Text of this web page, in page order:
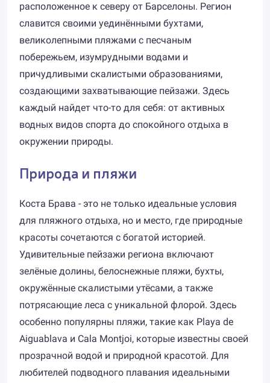
расположенное к северу от Барселоны. Регион
славится своими уединёнными бухтами,
великолепными пляжами с песчаным
побережьем, изумрудными водами и
причудливыми скалистыми образованиями,
создающими захватывающие пейзажи. Здесь
каждый найдет что-то для себя: от активных
водных видов спорта до спокойного отдыха в
окружении природы.
Природа и пляжи
Коста Брава - это не только идеальные условия
для пляжного отдыха, но и место, где природные
красоты сочетаются с богатой историей.
Удивительные пейзажи региона включают
зелёные долины, белоснежные пляжи, бухты,
окружённые скалистыми утёсами, а также
потрясающие леса с уникальной флорой. Здесь
особенно популярны пляжи, такие как Playa de
Aiguablava и Cala Montjoi, которые известны своей
прозрачной водой и природной красотой. Для
любителей подводного плавания идеальными